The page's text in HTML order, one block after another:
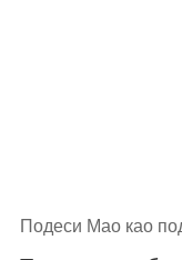
Подеси Mao као